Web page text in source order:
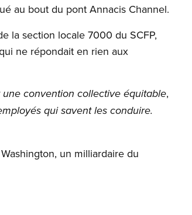
au bout du pont Annacis Channel.
la section locale 7000 du SCFP,
ne répondait en rien aux
convention collective équitable,
qui savent les conduire.
un milliardaire du